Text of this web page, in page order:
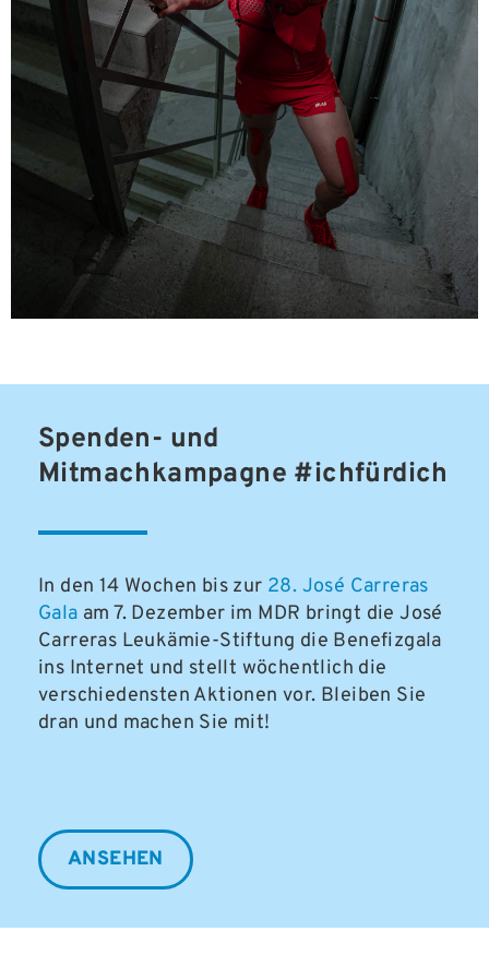
Spenden- und
Mitmachkampagne #ichfürdich
In den 14 Wochen bis zur 28. José Carreras
Gala am 7. Dezember im MDR bringt die José
Carreras Leukämie-Stiftung die Benefizgala
ins Internet und stellt wöchentlich die
verschiedensten Aktionen vor. Bleiben Sie
dran und machen Sie mit!
ANSEHEN